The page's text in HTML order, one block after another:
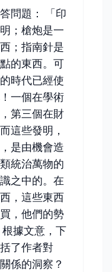
問題： 「印
；槍炮是一
；指南針是
的東西。可
時代已經使
一個在學術
第三個在財
這些發明，
是由機會造
統治萬物的
之中的。在
，這些東西
，他們的勢
據文意，下
了作者對
係的洞察？